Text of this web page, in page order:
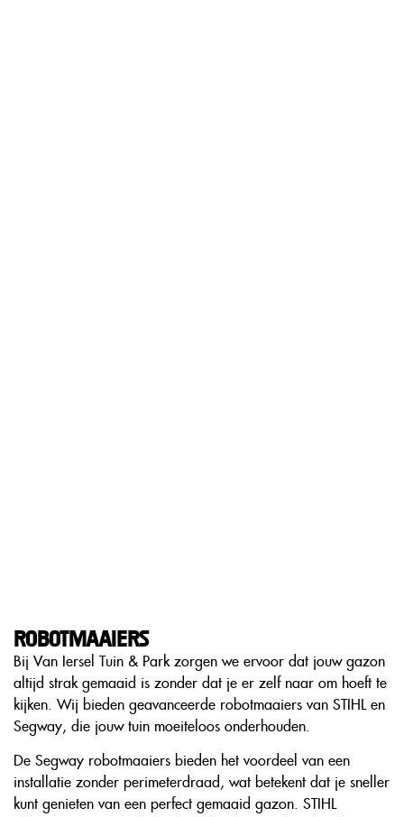
Robotmaaiers
Bij Van Iersel Tuin & Park zorgen we ervoor dat jouw gazon
altijd strak gemaaid is zonder dat je er zelf naar om hoeft te
kijken. Wij bieden geavanceerde robotmaaiers van STIHL en
Segway, die jouw tuin moeiteloos onderhouden.
De Segway robotmaaiers bieden het voordeel van een
installatie zonder perimeterdraad, wat betekent dat je sneller
kunt genieten van een perfect gemaaid gazon. STIHL